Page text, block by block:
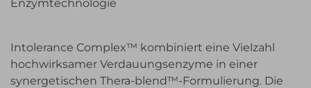
Enzymtechnologie
Intolerance Complex™ kombiniert eine Vielzahl
hochwirksamer Verdauungsenzyme in einer
synergetischen Thera-blend™-Formulierung. Die